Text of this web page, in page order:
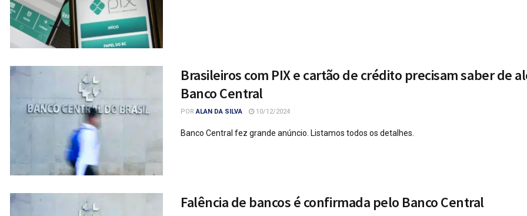
Brasileiros com PIX e cartão de crédito precisam saber de
Banco Central
POR ALAN DA SILVA 10/12/2024
Banco Central fez grande anúncio. Listamos todos os detalhes.
Falência de bancos é confirmada pelo Banco Central